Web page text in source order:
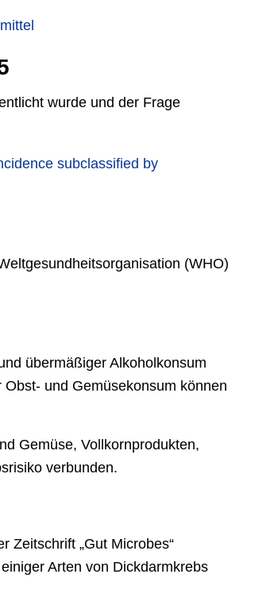
wurde und der Frage
subclassified by
(WHO)
übermäßiger Alkoholkonsum
und Gemüsekonsum können
Gemüse, Vollkornprodukten,
verbunden.
Zeitschrift „Gut Microbes“
Arten von Dickdarmkrebs